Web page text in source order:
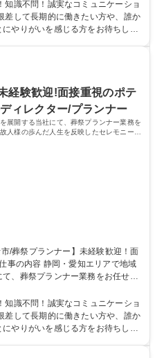
、会場設営までを担当します。故
なプランを提案します。 【働き
へチャレンジすることも可能で
識不問！誠実なコミュニケーショ
して長期的に働きたい方や、誰か
やりがいを感じる方をお待ちして
った方を歓迎します。 【選考ポイ
験を糧に、相手の課題を解決し自
倒見の良い温かなメンバーが揃っ
歴・資格 学歴：大
力： 資格：第一種運転免許普通自
経験歓迎!面接重視のポテ
ィレクター/プランナー
展開する当社にて、葬祭プランナー業務を
人様の歩んだ人生を反映したセレモニーを
、葬祭プランナー業務をお任せし
様の歩んだ人生を反映したセレモ
儀の準備・運営、法事などのアフ
故人様がどんな方だったかをお聞
識不問！誠実なコミュニケーショ
して長期的に働きたい方や、誰か
やりがいを感じる方をお待ちして